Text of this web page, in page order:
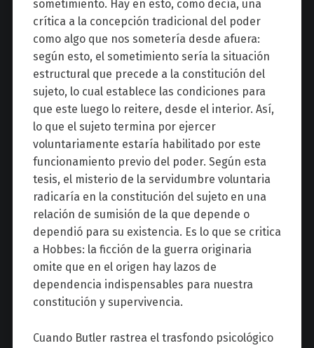
sometimiento. Hay en esto, como decía, una
crítica a la concepción tradicional del poder
como algo que nos sometería desde afuera:
según esto, el sometimiento sería la situación
estructural que precede a la constitución del
sujeto, lo cual establece las condiciones para
que este luego lo reitere, desde el interior. Así,
lo que el sujeto termina por ejercer
voluntariamente estaría habilitado por este
funcionamiento previo del poder. Según esta
tesis, el misterio de la servidumbre voluntaria
radicaría en la constitución del sujeto en una
relación de sumisión de la que depende o
dependió para su existencia. Es lo que se critica
a Hobbes: la ficción de la guerra originaria
omite que en el origen hay lazos de
dependencia indispensables para nuestra
constitución y supervivencia.
Cuando Butler rastrea el trasfondo psicológico